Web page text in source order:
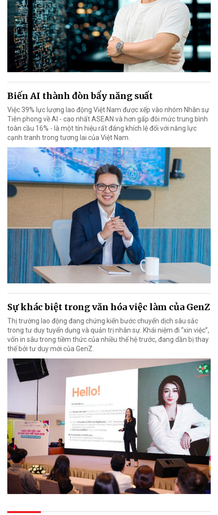
Biến AI thành đòn bẩy năng suất
Việc 39% lực lượng lao động Việt Nam được xếp vào nhóm Nhân sự
Tiên phong về AI - cao nhất ASEAN và hơn gấp đôi mức trung bình
toàn cầu 16% - là một tín hiệu rất đáng khích lệ đối với năng lực
cạnh tranh trong tương lai của Việt Nam.
Sự khác biệt trong văn hóa việc làm của GenZ
Thị trường lao động đang chứng kiến bước chuyển dịch sâu sắc
trong tư duy tuyển dụng và quản trị nhân sự. Khái niệm đi “xin việc”,
vốn in sâu trong tiềm thức của nhiều thế hệ trước, đang dần bị thay
thế bởi tư duy mới của GenZ.